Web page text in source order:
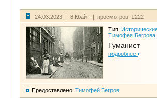
24.03.2023 | 8 Кбайт | просмотров: 1222
Тип:
Тимофея Бегрова
Гуманист
подробнее
Предоставлено: Тимофей Бегров